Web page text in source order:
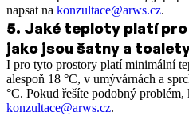
napsat na konzultace@arws.cz.
5. Jaké teploty platí
jako jsou šatny a
I pro tyto prostory platí minimální
alespoň 18 °C, v umývárnách a
°C. Pokud řešíte podobný problém,
konzultace@arws.cz.